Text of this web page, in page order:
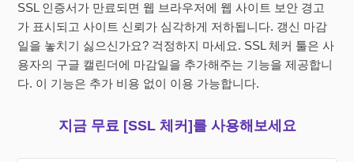
SSL 인증서가 만료되면 웹 브라우저에 웹 사이트 보안 경고
가 표시되고 사이트 신뢰가 심각하게 저하됩니다. 갱신 마감
일을 놓치기 싫으신가요? 걱정하지 마세요. SSL 체커 툴은 사
용자의 구글 캘린더에 마감일을 추가해주는 기능을 제공합니
다. 이 기능은 추가 비용 없이 이용 가능합니다.
지금 무료 [SSL 체커]를 사용해보세요